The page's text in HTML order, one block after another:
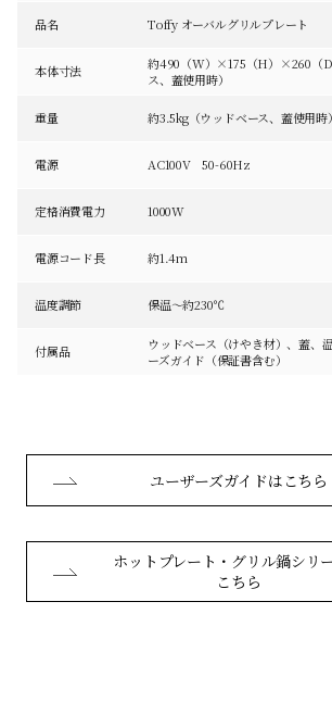
品名 Toffy オーバルグリルプレート
本体寸法
約490（W）×175（H）×260（
ス、蓋使用時）
重量 約3.5kg（ウッドベース、蓋使用時）
電源 AC100V 50-60Hz
定格消費電力 1000W
電源コード長 約1.4m
温度調節 保温～約230℃
付属品
ウッドベース（けやき材）、蓋、
ーズガイド（保証書含む）
ユーザーズガイドはこちら
ホットプレート・グリル鍋シリ
こちら